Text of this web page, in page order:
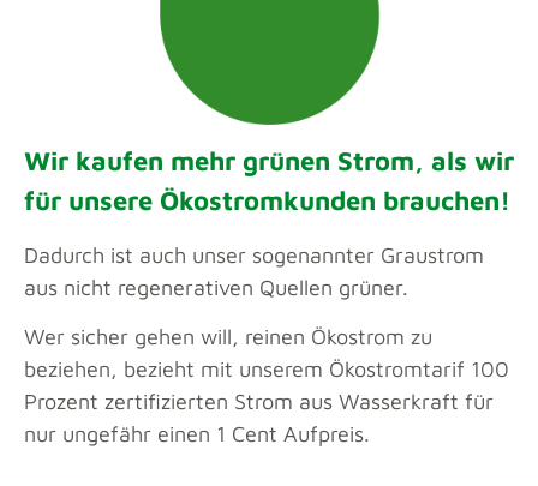
Wir kaufen mehr grünen Strom, als wir
für unsere Ökostromkunden brauchen!
Dadurch ist auch unser sogenannter Graustrom
aus nicht regenerativen Quellen grüner.
Wer sicher gehen will, reinen Ökostrom zu
beziehen, bezieht mit unserem Ökostromtarif 100
Prozent zertifizierten Strom aus Wasserkraft für
nur ungefähr einen 1 Cent Aufpreis.